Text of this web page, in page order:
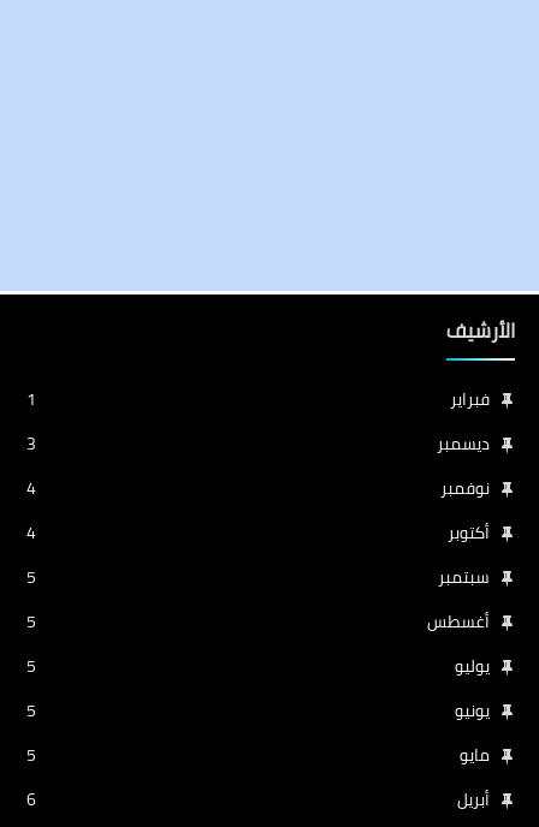
الأرشيف
فبراير
1
ديسمبر
3
نوفمبر
4
أكتوبر
4
سبتمبر
5
أغسطس
5
يوليو
5
يونيو
5
مايو
5
أبريل
6